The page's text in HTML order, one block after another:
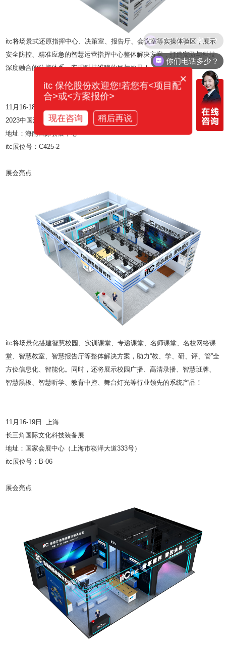
itc将场景式还原指挥中心、决策室、报告厅、会议室等实操体验区，展示
安全防控、精准应急的智慧运营指挥中心整体解决方案，打造安防与科技
深度融合的防控体系，实现科技维稳的目标效果！
11月16-18日 海南
2023中国海南国际教育装备展览会
地址：海南国际会展中心
itc展位号：C425-2
展会亮点
itc将场景化搭建智慧校园、实训课堂、专递课堂、名师课堂、名校网络课
堂、智慧教室、智慧报告厅等整体解决方案，助力“教、学、研、评、管”全
方位信息化、智能化。同时，还将展示校园广播、高清录播、智慧班牌、
智慧黑板、智慧听学、教育中控、舞台灯光等行业领先的系统产品！
11月16-19日 上海
长三角国际文化科技装备展
地址：国家会展中心（上海市崧泽大道333号）
itc展位号：B-06
展会亮点
你们电话多少？
×
itc 保伦股份欢迎您!若您有<项目配
合>或<方案报价>
现在咨询 稍后再说